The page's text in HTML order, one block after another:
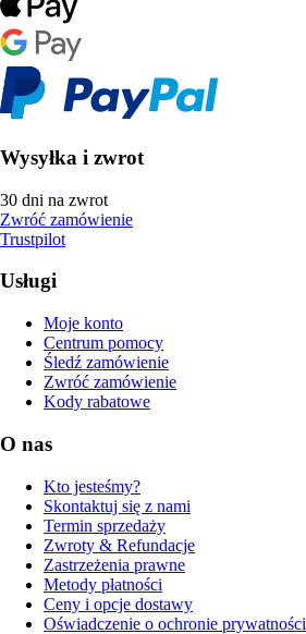
Wysyłka i zwrot
30 dni na zwrot
Zwróć zamówienie
Trustpilot
Usługi
Moje konto
Centrum pomocy
Śledź zamówienie
Zwróć zamówienie
Kody rabatowe
O nas
Kto jesteśmy?
Skontaktuj się z nami
Termin sprzedaży
Zwroty & Refundacje
Zastrzeżenia prawne
Metody płatności
Ceny i opcje dostawy
Oświadczenie o ochronie prywatności